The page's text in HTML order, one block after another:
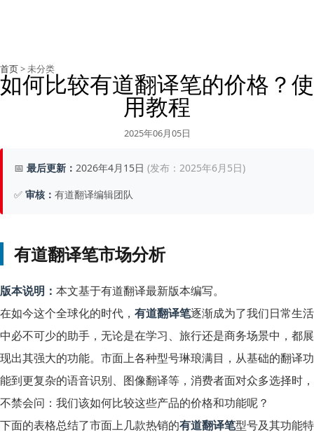
首页> 未分类
如何比较有道翻译笔的价格？使
用教程
2025年06月05日
📅 最后更新： 2026年4月15日 (发布：2025年6月5日)
✅ 审核： 有道翻译编辑团队
有道翻译笔市场分析
版本说明： 本文基于有道翻译最新版本编写。
在如今这个全球化的时代， 有道翻译笔逐渐成为了我们日常生活
中必不可少的助手，无论是在学习、旅行还是商务场景中，都展
现出其强大的功能。市面上各种型号琳琅满目，从基础的翻译功
能到更复杂的语音识别、图像翻译等，消费者面对众多选择时，
不禁会问：我们该如何比较这些产品的价格和功能呢？
下面的表格总结了市面上几款热销的有道翻译笔型号及其功能特